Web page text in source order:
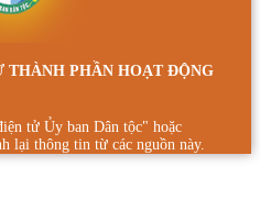
THÀNH PHẦN HOẠT ĐỘNG
tử Ủy ban Dân tộc" hoặc
lại thông tin từ các nguồn này.